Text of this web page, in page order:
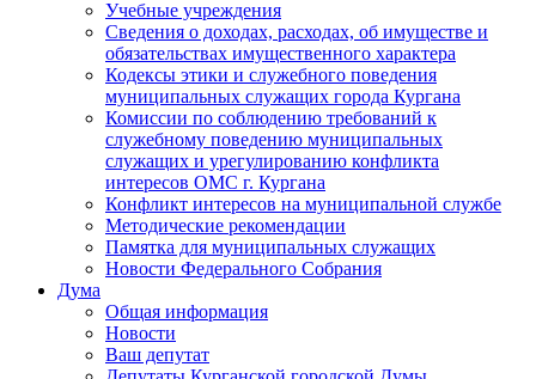
Учебные учреждения
Сведения о доходах, расходах, об имуществе и
обязательствах имущественного характера
Кодексы этики и служебного поведения
муниципальных служащих города Кургана
Комиссии по соблюдению требований к
служебному поведению муниципальных
служащих и урегулированию конфликта
интересов ОМС г. Кургана
Конфликт интересов на муниципальной службе
Методические рекомендации
Памятка для муниципальных служащих
Новости Федерального Cобрания
Дума
Общая информация
Новости
Ваш депутат